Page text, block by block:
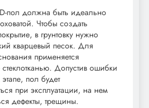
пол должна быть идеально
Чтобы создать
в грунтовку нужно
кварцевый песок. Для
применяется
Допустив ошибки
пол будет
при эксплуатации, на нем
дефекты, трещины.